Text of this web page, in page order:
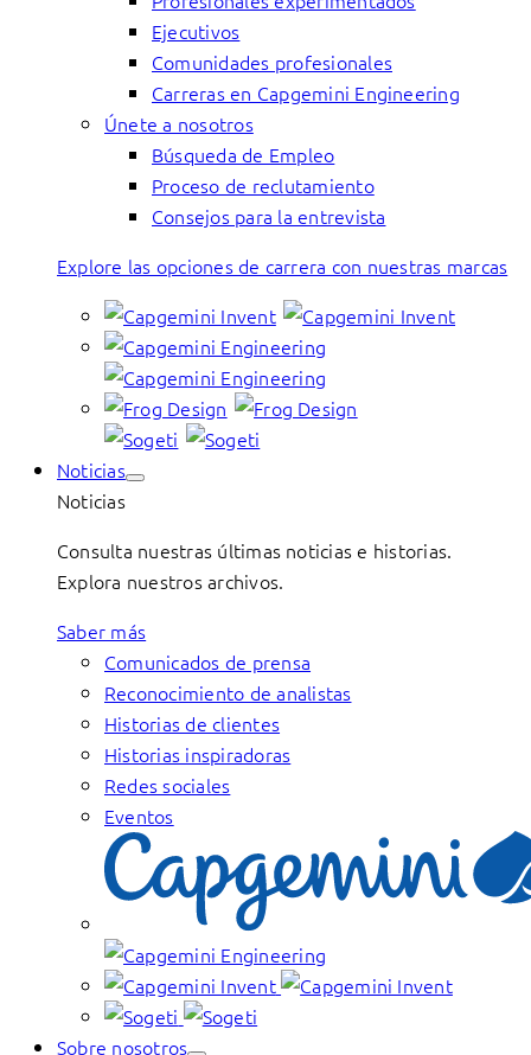
Ejecutivos
Comunidades profesionales
Carreras en Capgemini Engineering
Únete a nosotros
Búsqueda de Empleo
Proceso de reclutamiento
Consejos para la entrevista
Explore las opciones de carrera con nuestras marcas
Noticias
Noticias
Consulta nuestras últimas noticias e historias.
Explora nuestros archivos.
Saber más
Comunicados de prensa
Reconocimiento de analistas
Historias de clientes
Historias inspiradoras
Redes sociales
Eventos
Sobre nosotros